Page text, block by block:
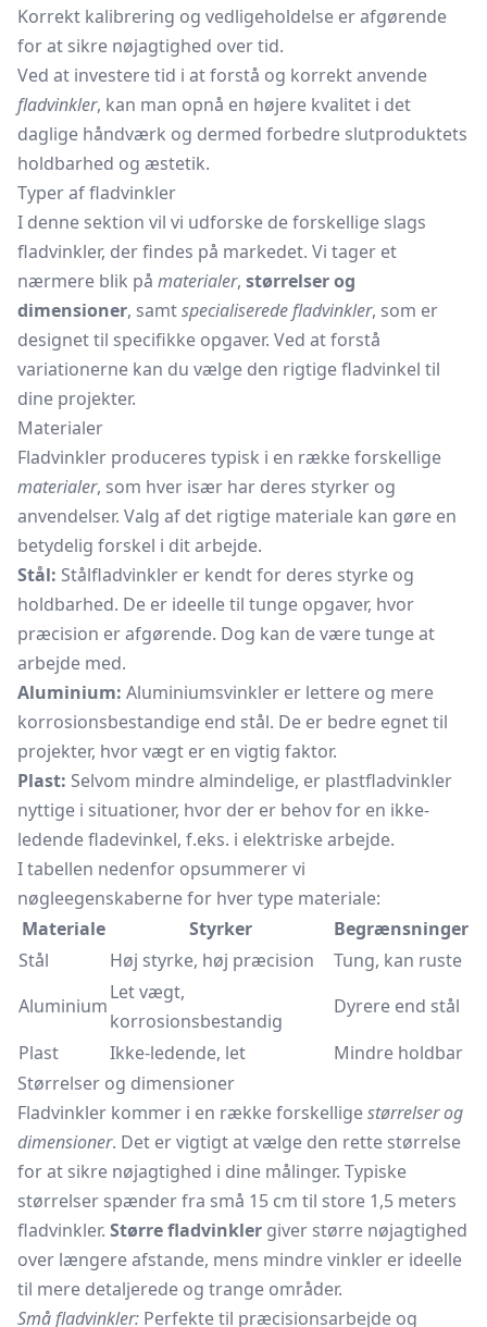
Korrekt kalibrering og vedligeholdelse er afgørende
for at sikre nøjagtighed over tid.
Ved at investere tid i at forstå og korrekt anvende
fladvinkler, kan man opnå en højere kvalitet i det
daglige håndværk og dermed forbedre slutproduktets
holdbarhed og æstetik.
Typer af fladvinkler
I denne sektion vil vi udforske de forskellige slags
fladvinkler, der findes på markedet. Vi tager et
nærmere blik på materialer, størrelser og
dimensioner, samtspecialiserede fladvinkler, som er
designet til specifikke opgaver. Ved at forstå
variationerne kan du vælge den rigtige fladvinkel til
dine projekter.
Materialer
Fladvinkler produceres typisk i en række forskellige
materialer, som hver især har deres styrker og
anvendelser. Valg af det rigtige materiale kan gøre en
betydelig forskel i dit arbejde.
Stål: Stålfladvinkler er kendt for deres styrke og
holdbarhed. De er ideelle til tunge opgaver, hvor
præcision er afgørende. Dog kan de være tunge at
arbejde med.
Aluminium: Aluminiumsvinkler er lettere og mere
korrosionsbestandige end stål. De er bedre egnet til
projekter, hvor vægt er en vigtig faktor.
Plast: Selvom mindre almindelige, er plastfladvinkler
nyttige i situationer, hvor der er behov for en ikke-
ledende fladevinkel, f.eks. i elektriske arbejde.
I tabellen nedenfor opsummerer vi
nøgleegenskaberne for hver type materiale:
Materiale
Styrker
Begrænsninger
Stål
Høj styrke, høj præcision
Tung, kan ruste
Aluminium
Let vægt,
korrosionsbestandig
Dyrere end stål
Plast
Ikke-ledende, let
Mindre holdbar
Størrelser og dimensioner
Fladvinkler kommer i en række forskelligestørrelser og
dimensioner. Det er vigtigt at vælge den rette størrelse
for at sikre nøjagtighed i dine målinger. Typiske
størrelser spænder fra små 15 cm til store 1,5 meters
fladvinkler. Større fladvinkler giver større nøjagtighed
over længere afstande, mens mindre vinkler er ideelle
til mere detaljerede og trange områder.
Små fladvinkler: Perfekte til præcisionsarbejde og